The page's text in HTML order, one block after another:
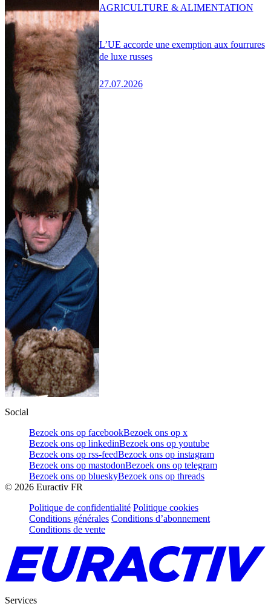
L’UE accorde une exemption aux fourrures
de luxe russes
27.07.2026
AGRICULTURE & ALIMENTATION
Social
Bezoek ons op facebookBezoek ons op x
Bezoek ons op linkedinBezoek ons op youtube
Bezoek ons op rss-feedBezoek ons op instagram
Bezoek ons op mastodonBezoek ons op telegram
Bezoek ons op blueskyBezoek ons op threads
© 2026 Euractiv FR
Politique de confidentialité Politique cookies
Conditions générales Conditions d’abonnement
Conditions de vente
Services